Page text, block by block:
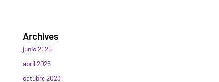
Archives
junio 2025
abril 2025
octubre 2023